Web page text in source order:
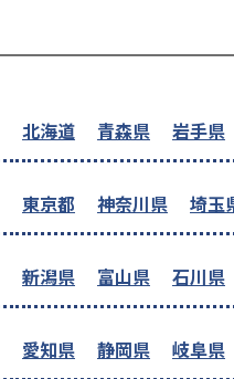
北海道 青森県 岩手県
東京都 神奈川県 埼玉
新潟県 富山県 石川県
愛知県 静岡県 岐阜県